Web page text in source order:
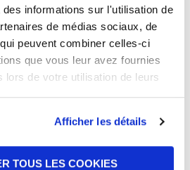
des informations sur l'utilisation de
de médias sociaux, de
peuvent combiner celles-ci
que vous leur avez fournies
lors de votre utilisation de leurs
Afficher les détails
TOUS LES COOKIES
dans le portefeuille des
d’avoir une vaste offre
garantissant
qualité du produit original.
le catalogue UFI Heavy
de 1 300 références pour les
,FormulaUFI.H2O,